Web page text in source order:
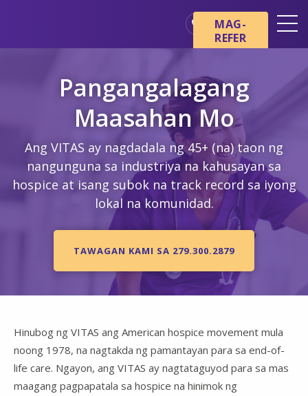
Mga Pangunahing Kaalaman
tungkol sa Hospice
Ang aming mga Serbisyo
Healthcare Professionals
Pamilya at Mga Tagapag-
alaga
MAG-
REFER
Pangangalagang
Maasahan Mo
Ang VITAS ay nagdadala ng 45+ (na) taon ng
nangunguna sa industriya na kahusayan sa
hospice at isang subok na track record sa iyong
lokal na komunidad.
TAWAGAN KAMI SA 279.300.2879
Hinubog ng VITAS ang American hospice movement mula
noong 1978, na nagtakda ng pamantayan para sa end-of-
life care. Ngayon, ang VITAS ay nagtataguyod para sa mas
maagang pagpapatala sa hospice na hinimok ng